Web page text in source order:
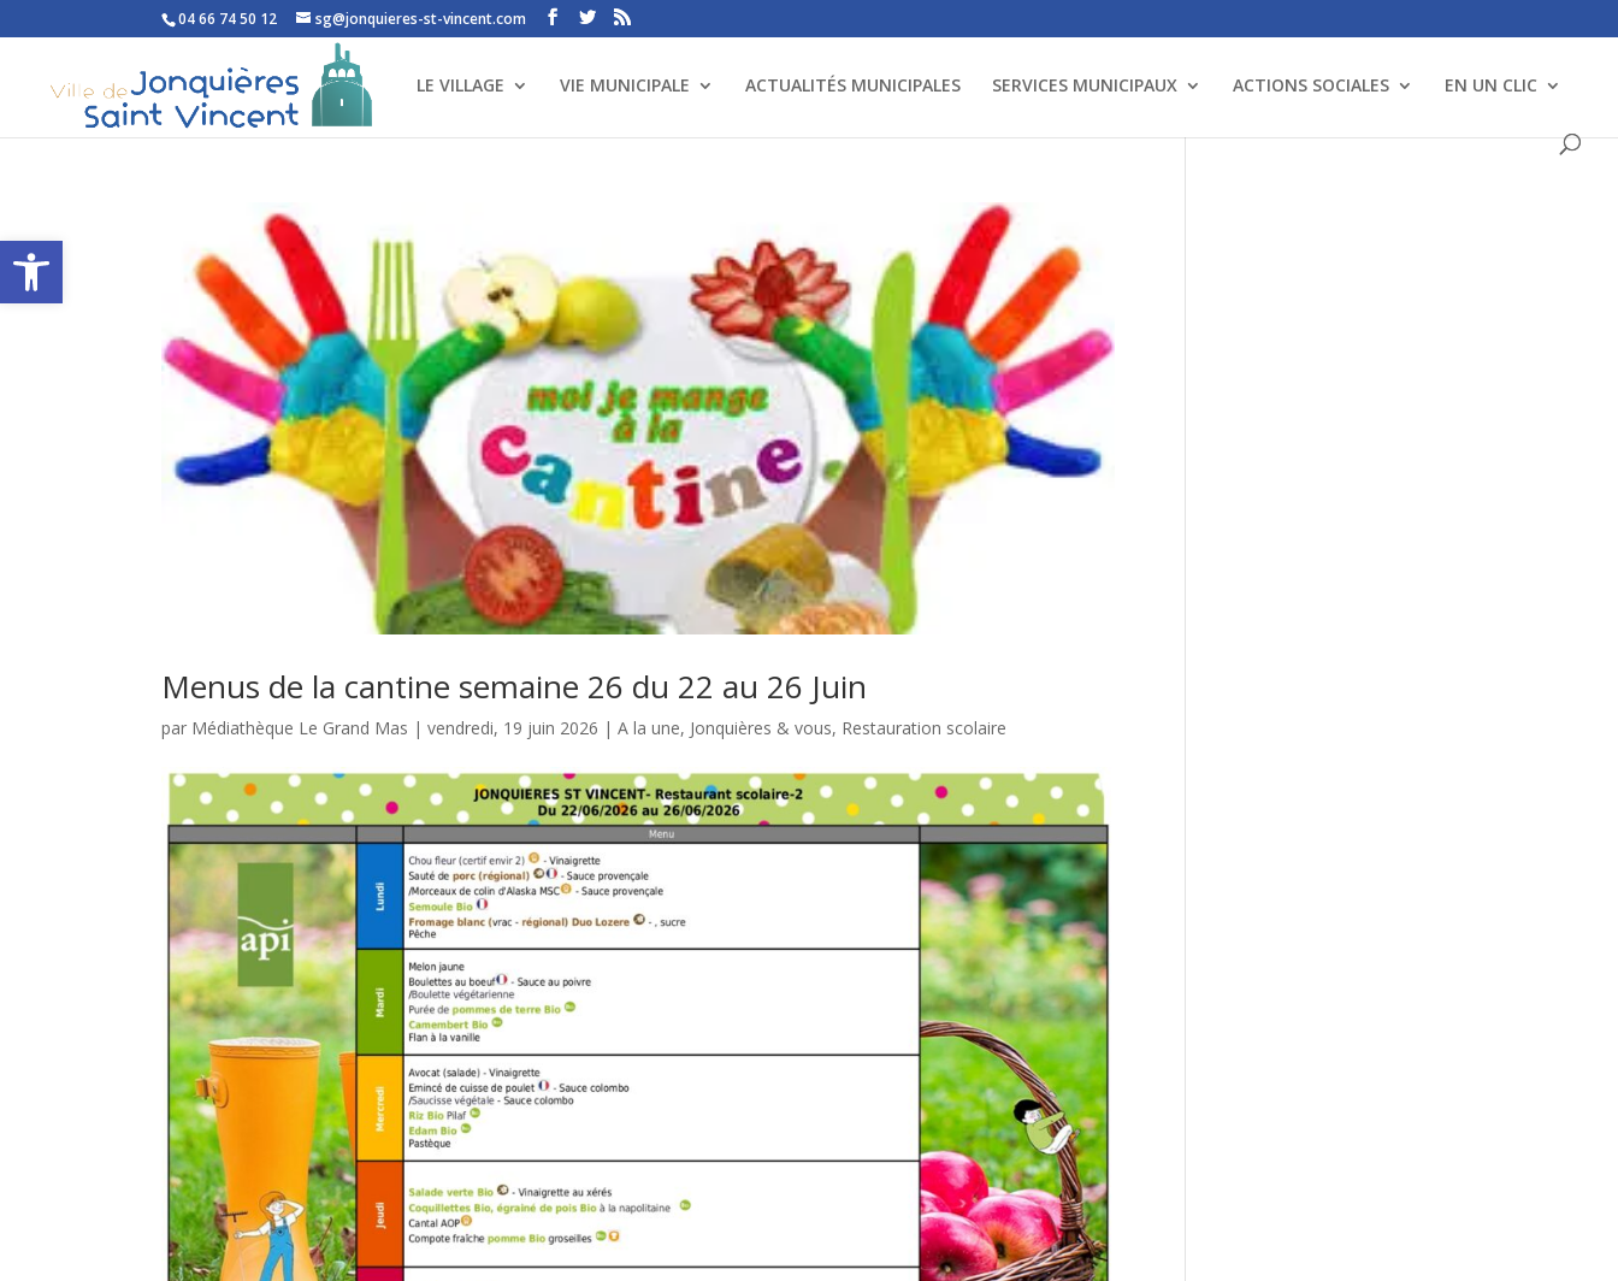
Ouvrir la barre d’outils
04 66 74 50 12 sg@jonquieres-st-vincent.com
LE VILLAGE VIE MUNICIPALE ACTUALITÉS MUNICIPALES SERVICES MUNICIPAUX ACTIONS SOCIALES EN UN CLIC
Menus de la cantine semaine 26 du 22 au 26 Juin
par Médiathèque Le Grand Mas |vendredi, 19 juin 2026 |A la une, Jonquières & vous, Restauration scolaire